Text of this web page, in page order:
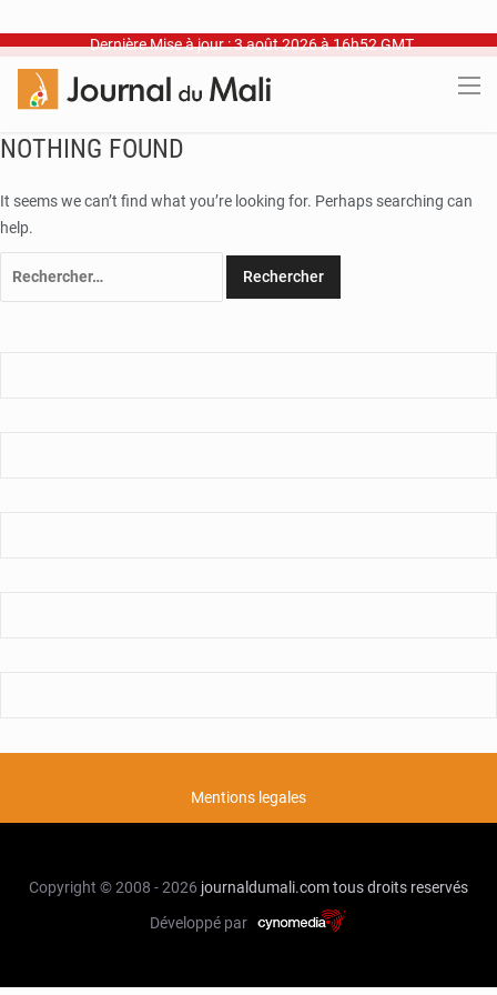
Dernière Mise à jour : 3 août 2026 à 16h52 GMT
NOTHING FOUND
It seems we can’t find what you’re looking for. Perhaps searching can
help.
Mentions legales
Copyright © 2008 - 2026 journaldumali.comtous droits reservés
Développé par